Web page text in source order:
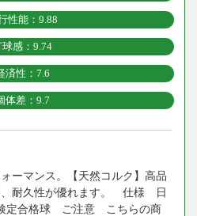
性能：9.88
球感：9.74
済性：7.6
体差：9.7
ーマンス。【天然コルク】高品
、耐久性が優れます。 仕様 日
定合格球 ご注意 こちらの商